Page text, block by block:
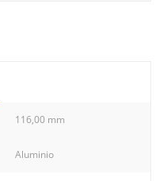
116,00 mm
Aluminio